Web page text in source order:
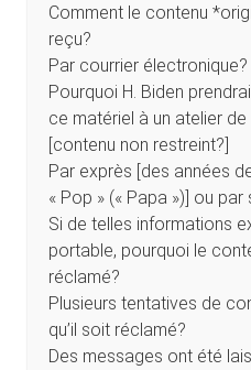
Comment le contenu
reçu?
Par courrier électronique?
Pourquoi H. Biden
ce matériel à un atelier
[contenu non restreint?]
Par exprès [des années
« Pop » (« Papa »)] ou
Si de telles informations
portable, pourquoi le
réclamé?
Plusieurs tentatives de
qu’il soit réclamé?
Des messages ont été